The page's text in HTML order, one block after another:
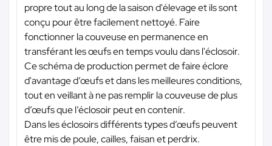
propre tout au long de la saison d'élevage et ils sont
conçu pour être facilement nettoyé. Faire
fonctionner la couveuse en permanence en
transférant les œufs en temps voulu dans l'éclosoir.
Ce schéma de production permet de faire éclore
d'avantage d’œufs et dans les meilleures conditions,
tout en veillant à ne pas remplir la couveuse de plus
d’œufs que l’éclosoir peut en contenir.
Dans les éclosoirs différents types d’œufs peuvent
être mis de poule, cailles, faisan et perdrix.